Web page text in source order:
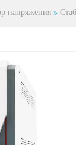
напряжения »